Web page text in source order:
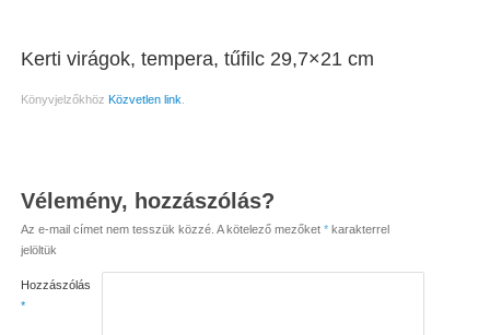
Kerti virágok, tempera, tűfilc 29,7×21 cm
Könyvjelzőkhöz Közvetlen link
Vélemény, hozzászólás?
Az e-mail címet nem tesszük közzé. A kötelező mezőket *karakterrel
jelöltük
Hozzászólás
*